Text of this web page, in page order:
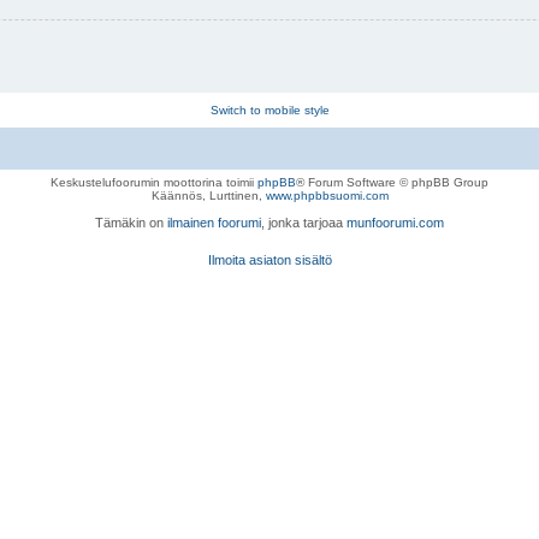
Switch to mobile style
Keskustelufoorumin moottorina toimii phpBB® Forum Software © phpBB Group
Käännös, Lurttinen, www.phpbbsuomi.com
Tämäkin on ilmainen foorumi , jonka tarjoaa munfoorumi.com
Ilmoita asiaton sisältö